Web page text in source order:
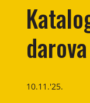
10.11.'25.